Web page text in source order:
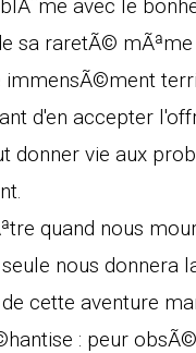
avec le
sa raretÃ©
immensÃ©ment
d'en accepter
donner vie aux
quand nous
nous donnera
cette aventure
: peur